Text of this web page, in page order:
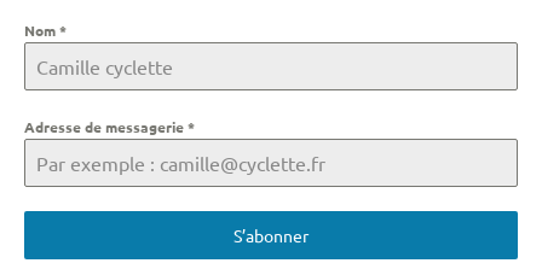
Nom*
Adresse de messagerie*
S’abonner